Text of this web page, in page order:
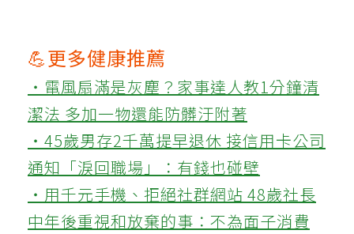
💪更多健康推薦
‧電風扇滿是灰塵？家事達人教1分鐘清
潔法 多加一物還能防髒汙附著
‧45歲男存2千萬提早退休 接信用卡公司
通知「淚回職場」：有錢也碰壁
‧用千元手機、拒絕社群網站 48歲社長
中年後重視和放棄的事：不為面子消費